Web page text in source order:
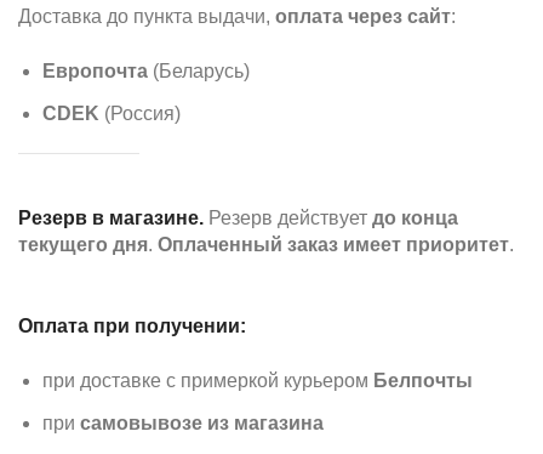
Доставка до пункта выдачи, оплата через сайт:
Европочта (Беларусь)
CDEK (Россия)
Резерв в магазине. Резерв действует до конца
текущего дня. Оплаченный заказ имеет приоритет.
Оплата при получении:
при доставке с примеркой курьером Белпочты
при самовывозе из магазина